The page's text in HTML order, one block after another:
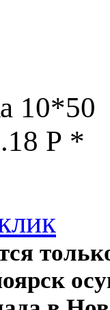
10*50
Р *